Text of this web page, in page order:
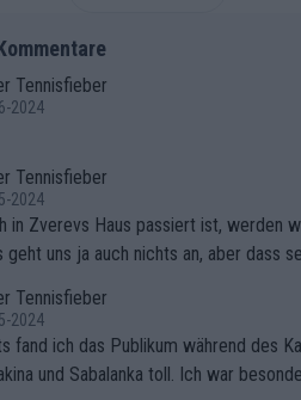
Tennisfieber
2024
Tennisfieber
2024
in Zverevs Haus passiert ist, werden
geht uns ja auch nichts an, aber dass
Tennisfieber
2024
fand ich das Publikum während des
und Sabalanka toll. Ich war